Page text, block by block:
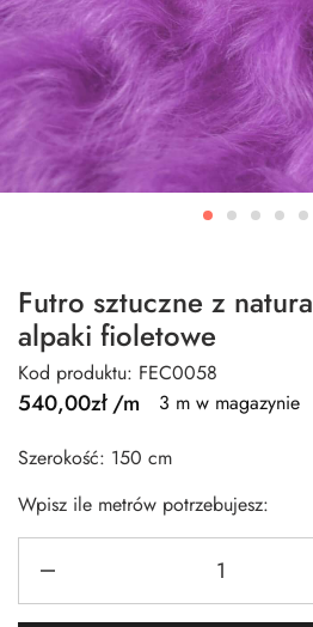
Futro sztuczne z
alpaki fioletowe
Kod produktu: FEC0058
540,00zł/m
3 m w magazynie
Szerokość: 150 cm
Wpisz ile metrów potrzebujesz: